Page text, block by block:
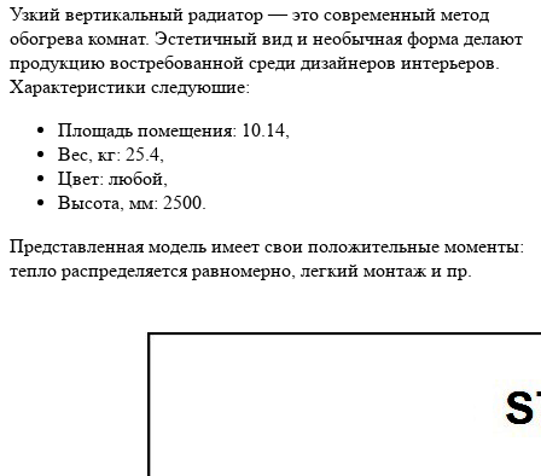
Узкий вертикальный радиатор — это современный метод
обогрева комнат. Эстетичный вид и необычная форма делают
продукцию востребованной среди дизайнеров интерьеров.
Характеристики следуюшие:
Площадь помещения: 10.14,
Вес, кг: 25.4,
Цвет: любой,
Высота, мм: 2500.
Представленная модель имеет свои положительные моменты:
тепло распределяется равномерно, легкий монтаж и пр.